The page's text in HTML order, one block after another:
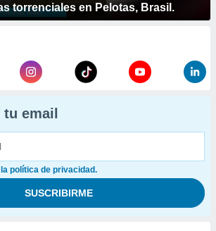
torrenciales en Pelotas, Brasil.
email
política de privacidad.